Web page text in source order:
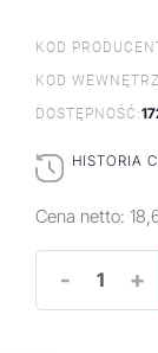
KOD
KOD
DOSTĘPNOŚĆ:
HISTORIA
Cena netto:
- +